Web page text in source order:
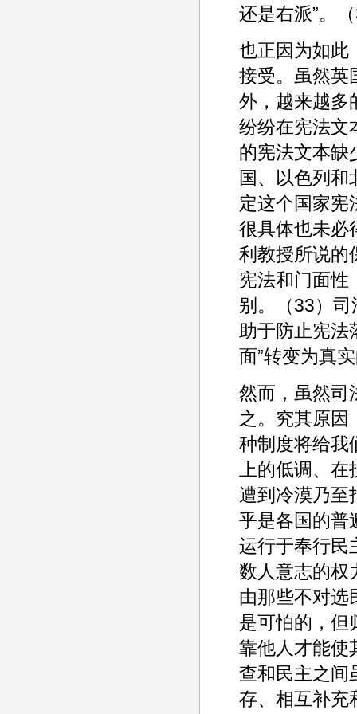
还是右派”。
也正因为如此
接受。虽然英
外，越来越多
纷纷在宪法文
的宪法文本缺
国、以色列和
定这个国家宪
很具体也未必
利教授所说的
宪法和门面性
别。（33）
助于防止宪法
面”转变为真
然而，虽然司
之。究其原因
种制度将给我
上的低调、
遭到冷漠乃至
乎是各国的普
运行于奉行民
数人意志的权
由那些不对选
是可怕的，但
靠他人才能使
查和民主之间
存、相互补充